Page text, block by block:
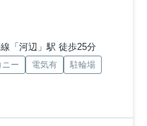
「河辺」駅 徒歩25分
ニー 電気有
駐輪場